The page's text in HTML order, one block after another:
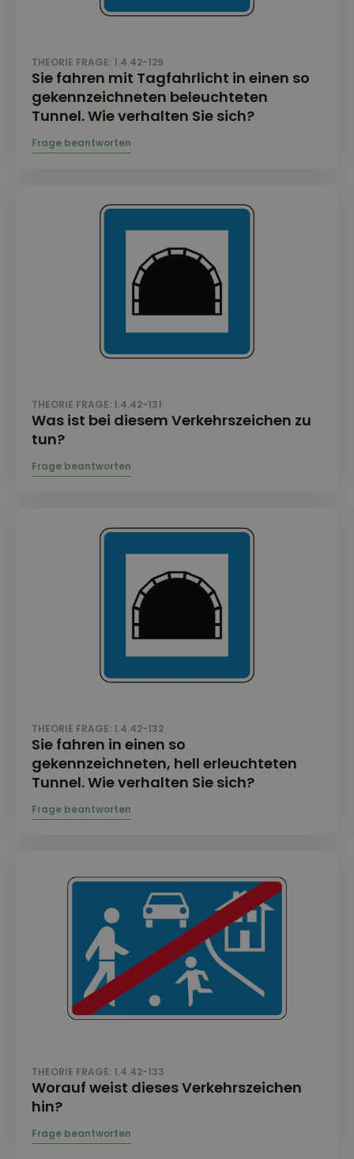
THEORIE FRAGE: 1.4.42-129
Sie fahren mit Tagfahrlicht in einen so
gekennzeichneten beleuchteten
Tunnel. Wie verhalten Sie sich?
THEORIE FRAGE: 1.4.42-131
Was ist bei diesem Verkehrszeichen zu
tun?
THEORIE FRAGE: 1.4.42-132
Sie fahren in einen so
gekennzeichneten, hell erleuchteten
Tunnel. Wie verhalten Sie sich?
THEORIE FRAGE: 1.4.42-133
Worauf weist dieses Verkehrszeichen
hin?